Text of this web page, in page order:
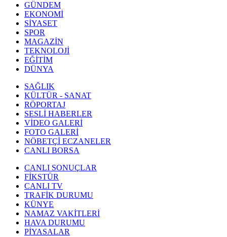
GÜNDEM
EKONOMİ
SİYASET
SPOR
MAGAZİN
TEKNOLOJİ
EĞİTİM
DÜNYA
SAĞLIK
KÜLTÜR - SANAT
RÖPORTAJ
SESLİ HABERLER
VİDEO GALERİ
FOTO GALERİ
NÖBETÇİ ECZANELER
CANLI BORSA
CANLI SONUÇLAR
FİKSTÜR
CANLI TV
TRAFİK DURUMU
KÜNYE
NAMAZ VAKİTLERİ
HAVA DURUMU
PİYASALAR